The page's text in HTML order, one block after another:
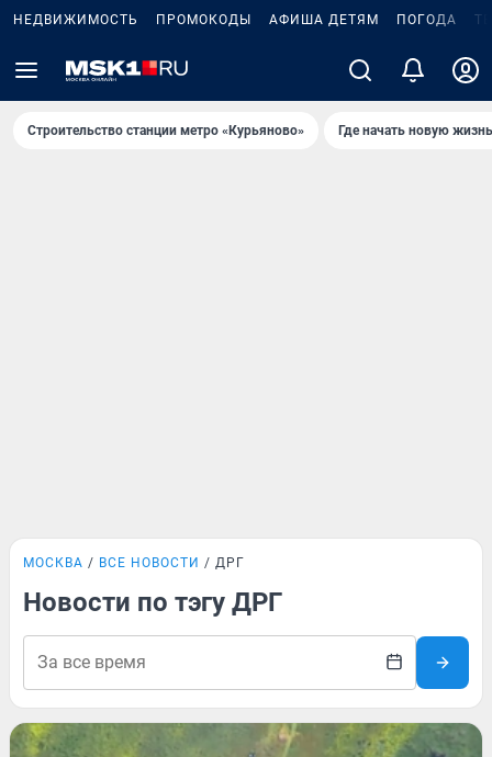
НЕДВИЖИМОСТЬ ПРОМОКОДЫ АФИША ДЕТЯМ ПОГОДА
Строительство станции метро «Курьяново» Где начать новую
МОСКВА ВСЕ НОВОСТИ ДРГ
Новости по тэгу ДРГ